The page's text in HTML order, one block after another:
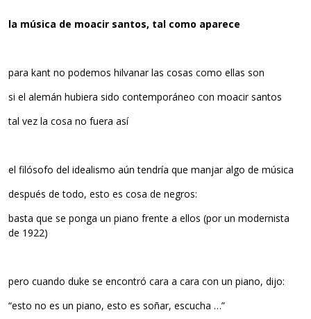
la música de moacir santos, tal como aparece
para kant no podemos hilvanar las cosas como ellas son
si el alemán hubiera sido contemporáneo con moacir santos
tal vez la cosa no fuera así
el filósofo del idealismo aún tendría que manjar algo de música
después de todo, esto es cosa de negros:
basta que se ponga un piano frente a ellos (por un modernista
de 1922)
pero cuando duke se encontró cara a cara con un piano, dijo:
“esto no es un piano, esto es soñar, escucha …”